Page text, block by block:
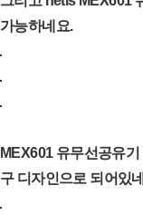
가능하네요.
MEX601 유무선공유
구 디자인으로 되어있